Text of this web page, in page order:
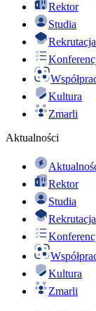
Rektor
Studia
Rekrutacja
Kultura
Zmarli
Aktualności
Rektor
Studia
Rekrutacja
Kultura
Zmarli